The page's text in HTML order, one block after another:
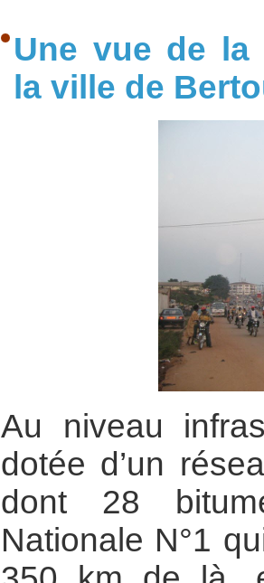
Une vue de la
la ville de
Au niveau
dotée d’un
dont 28
Nationale N°1